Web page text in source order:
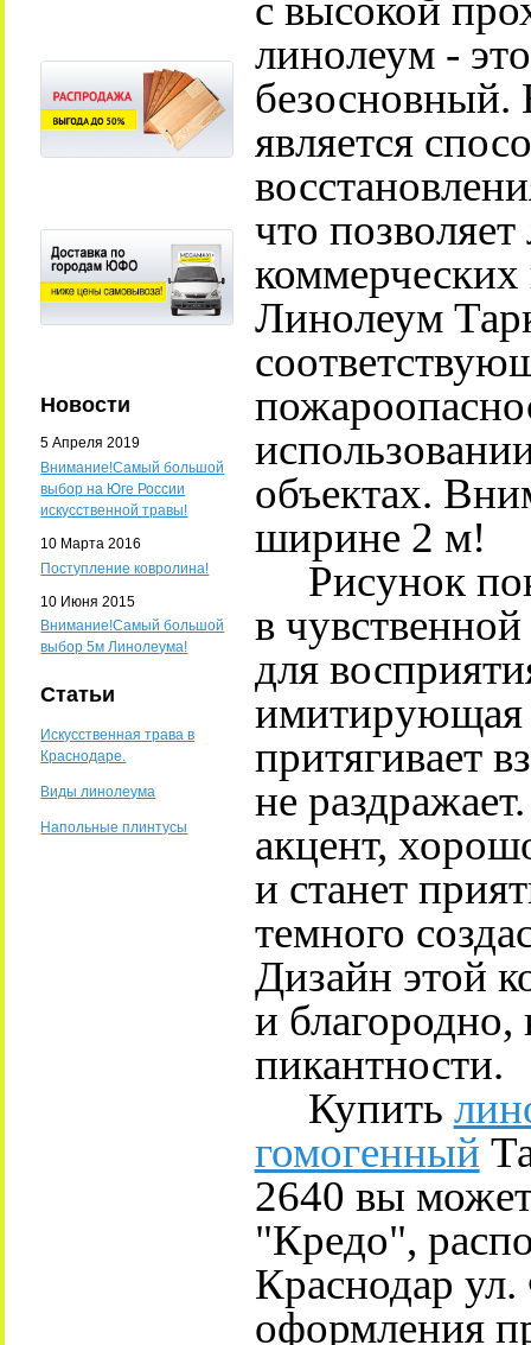
Новости
5 Апреля 2019
Внимание!Самый большой
выбор на Юге России
искусственной травы!
10 Марта 2016
Поступление ковролина!
10 Июня 2015
Внимание!Самый большой
выбор 5м Линолеума!
Статьи
Искусственная трава в
Краснодаре.
Виды линолеума
Напольные плинтусы
с высокой
линолеум -
безосновный.
является
что
Линолеум
объектах.
ширине 2 м!
Рисунок
в
для
имитирующая
притягивает
не
акцент,
и станет
темного
Дизайн этой
и благородно,
пикантности.
Купить
гомогенный
2640 вы
"Кредо",
Краснодар
оформления